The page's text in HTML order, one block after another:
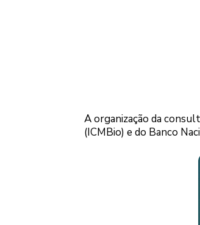
A organização da
(ICMBio) e do Banco